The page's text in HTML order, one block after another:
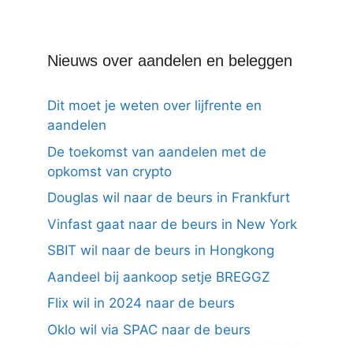
Nieuws over aandelen en beleggen
Dit moet je weten over lijfrente en
aandelen
De toekomst van aandelen met de
opkomst van crypto
Douglas wil naar de beurs in Frankfurt
Vinfast gaat naar de beurs in New York
SBIT wil naar de beurs in Hongkong
Aandeel bij aankoop setje BREGGZ
Flix wil in 2024 naar de beurs
Oklo wil via SPAC naar de beurs